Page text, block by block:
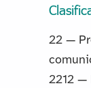
22 —
2212 —